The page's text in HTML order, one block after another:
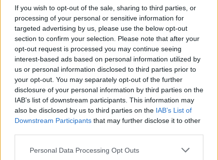
If you wish to opt-out of the sale, sharing to third parties, or
processing of your personal or sensitive information for
targeted advertising by us, please use the below opt-out
section to confirm your selection. Please note that after your
opt-out request is processed you may continue seeing
interest-based ads based on personal information utilized by
us or personal information disclosed to third parties prior to
your opt-out. You may separately opt-out of the further
disclosure of your personal information by third parties on the
IAB’s list of downstream participants. This information may
also be disclosed by us to third parties on the IAB’s List of
Downstream Participants that may further disclose it to other
Please note that this website/app uses one or more Google
Personal Data Processing Opt Outs
Αν τα χάσατε